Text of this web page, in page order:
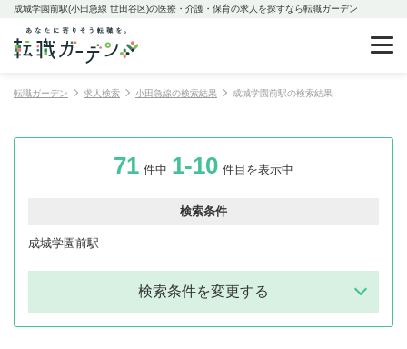
成城学園前駅(小田急線 世田谷区)の医療・介護・保育の求人を探すなら転職ガーデン
転職ガーデン 求人検索 小田急線の検索結果 成城学園前駅の検索結果
71 件中 1-10 件目を表示中
検索条件
成城学園前駅
検索条件を変更する